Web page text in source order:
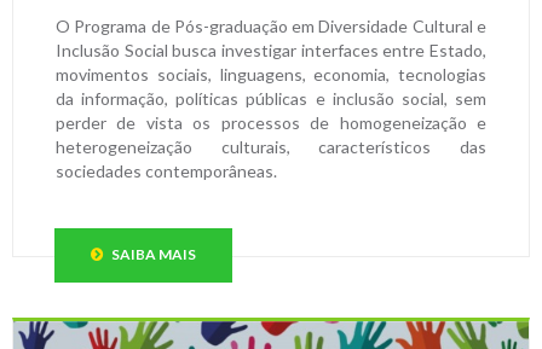
O Programa de Pós-graduação em Diversidade Cultural e
Inclusão Social busca investigar interfaces entre Estado,
movimentos sociais, linguagens, economia, tecnologias
da informação, políticas públicas e inclusão social, sem
perder de vista os processos de homogeneização e
heterogeneização culturais, característicos das
sociedades contemporâneas.
SAIBA MAIS